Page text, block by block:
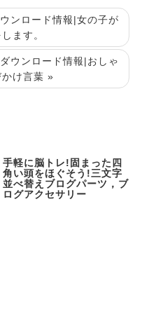
ンロード情報|女の子が
ます。
ウンロード情報|おしゃ
け言葉 »
手軽に脳トレ!固まった四
角い頭をほぐそう!三文字
並べ替えブログパーツ，ブ
ログアクセサリー